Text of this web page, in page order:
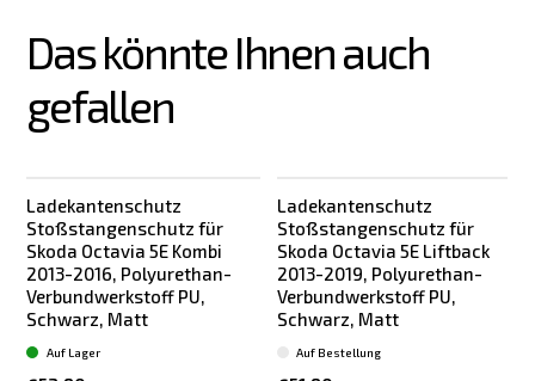
Das könnte Ihnen auch
gefallen
Ladekantenschutz
Stoßstangenschutz für
Skoda Octavia 5E Kombi
2013-2016, Polyurethan-
Verbundwerkstoff PU,
Schwarz, Matt
Auf Lager
Ladekantenschutz
Stoßstangenschutz für
Skoda Octavia 5E Liftback
2013-2019, Polyurethan-
Verbundwerkstoff PU,
Schwarz, Matt
Auf Bestellung